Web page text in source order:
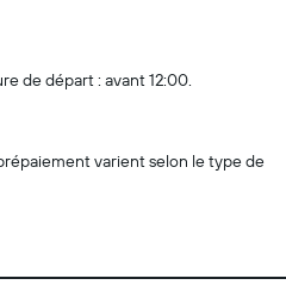
de départ : avant 12:00.
varient selon le type de